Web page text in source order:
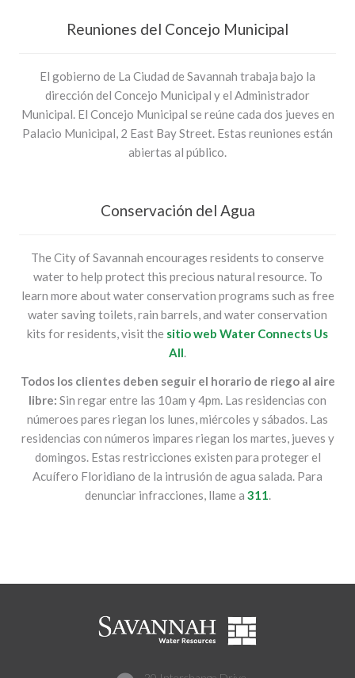
Reuniones del Concejo Municipal
El gobierno de La Ciudad de Savannah trabaja bajo la
dirección del Concejo Municipal y el Administrador
Municipal. El Concejo Municipal se reúne cada dos jueves en
Palacio Municipal, 2 East Bay Street. Estas reuniones están
abiertas al público.
Conservación del Agua
The City of Savannah encourages residents to conserve
water to help protect this precious natural resource. To
learn more about water conservation programs such as free
water saving toilets, rain barrels, and water conservation
kits for residents, visit the sitio web Water Connects Us
All.
Todos los clientes deben seguir el horario de riego al aire
libre: Sin regar entre las 10am y 4pm. Las residencias con
númeroes pares riegan los lunes, miércoles y sábados. Las
residencias con números impares riegan los martes, jueves y
domingos. Estas restricciones existen para proteger el
Acuífero Floridiano de la intrusión de agua salada. Para
denunciar infracciones, llame a 311.